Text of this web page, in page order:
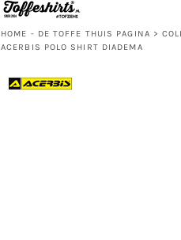
HOME - DE TOFFE THUIS PAGINA >
ACERBIS POLO SHIRT DIADEMA